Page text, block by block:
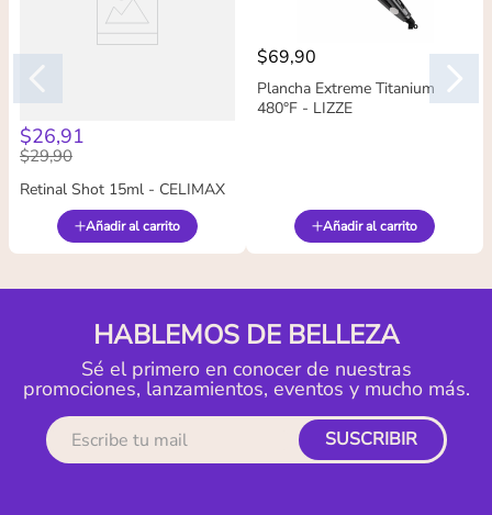
$26,91
$29,90
Retinal Shot 15ml - CELIMAX
Añadir al carrito
$69,90
Plancha Extreme Titanium
480°F - LIZZE
Añadir al carrito
HABLEMOS DE BELLEZA
Sé el primero en conocer de nuestras
promociones, lanzamientos, eventos y mucho más.
SUSCRIBIR